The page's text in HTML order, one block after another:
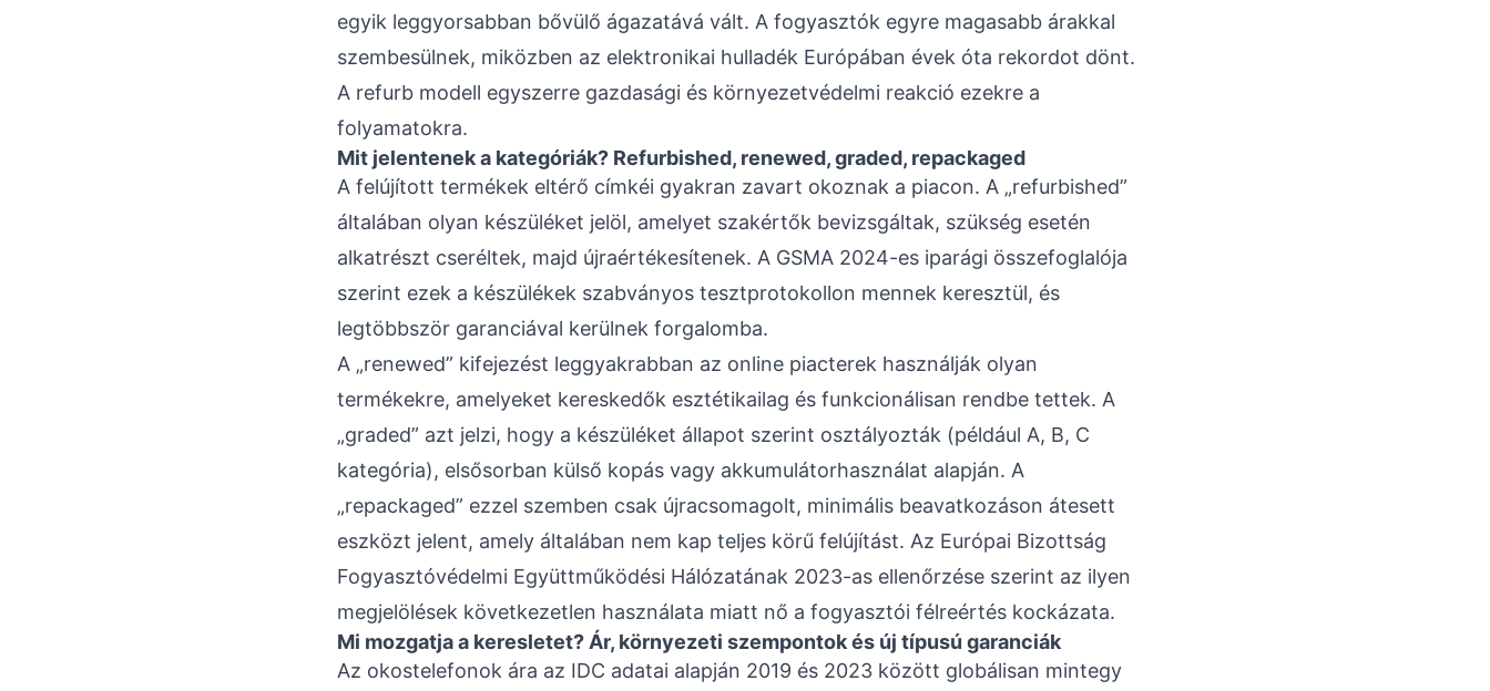
egyik leggyorsabban bővülő ágazatává vált. A fogyasztók egyre magasabb árakkal
szembesülnek, miközben az elektronikai hulladék Európában évek óta rekordot dönt.
A refurb modell egyszerre gazdasági és környezetvédelmi reakció ezekre a
folyamatokra.
Mit jelentenek a kategóriák? Refurbished, renewed, graded, repackaged
A felújított termékek eltérő címkéi gyakran zavart okoznak a piacon. A „refurbished”
általában olyan készüléket jelöl, amelyet szakértők bevizsgáltak, szükség esetén
alkatrészt cseréltek, majd újraértékesítenek. A GSMA 2024-es iparági összefoglalója
szerint ezek a készülékek szabványos tesztprotokollon mennek keresztül, és
legtöbbször garanciával kerülnek forgalomba.
A „renewed” kifejezést leggyakrabban az online piacterek használják olyan
termékekre, amelyeket kereskedők esztétikailag és funkcionálisan rendbe tettek. A
„graded” azt jelzi, hogy a készüléket állapot szerint osztályozták (például A, B, C
kategória), elsősorban külső kopás vagy akkumulátorhasználat alapján. A
„repackaged” ezzel szemben csak újracsomagolt, minimális beavatkozáson átesett
eszközt jelent, amely általában nem kap teljes körű felújítást. Az Európai Bizottság
Fogyasztóvédelmi Együttműködési Hálózatának 2023-as ellenőrzése szerint az ilyen
megjelölések következetlen használata miatt nő a fogyasztói félreértés kockázata.
Mi mozgatja a keresletet? Ár, környezeti szempontok és új típusú garanciák
Az okostelefonok ára az IDC adatai alapján 2019 és 2023 között globálisan mintegy